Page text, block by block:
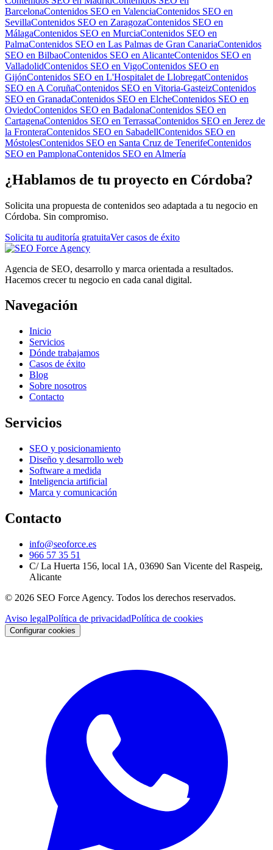
BarcelonaContenidos SEO en ValenciaContenidos SEO en
SevillaContenidos SEO en ZaragozaContenidos SEO en
MálagaContenidos SEO en MurciaContenidos SEO en
PalmaContenidos SEO en Las Palmas de Gran CanariaContenidos
SEO en BilbaoContenidos SEO en AlicanteContenidos SEO en
ValladolidContenidos SEO en VigoContenidos SEO en
GijónContenidos SEO en L'Hospitalet de LlobregatContenidos
SEO en A CoruñaContenidos SEO en Vitoria-GasteizContenidos
SEO en GranadaContenidos SEO en ElcheContenidos SEO en
OviedoContenidos SEO en BadalonaContenidos SEO en
CartagenaContenidos SEO en TerrassaContenidos SEO en Jerez de
la FronteraContenidos SEO en SabadellContenidos SEO en
MóstolesContenidos SEO en Santa Cruz de TenerifeContenidos
SEO en PamplonaContenidos SEO en Almería
¿Hablamos de tu proyecto en Córdoba?
Solicita una propuesta de contenidos seo adaptada a tu negocio en
Córdoba. Sin compromiso.
Solicita tu auditoría gratuitaVer casos de éxito
Agencia de SEO, desarrollo y marca orientada a resultados.
Hacemos crecer tu negocio en cada canal digital.
Navegación
Inicio
Servicios
Dónde trabajamos
Casos de éxito
Blog
Sobre nosotros
Contacto
Servicios
SEO y posicionamiento
Diseño y desarrollo web
Software a medida
Inteligencia artificial
Marca y comunicación
Contacto
info@seoforce.es
966 57 35 51
C/ La Huerta 156, local 1A, 03690 San Vicente del Raspeig,
Alicante
© 2026 SEO Force Agency. Todos los derechos reservados.
Aviso legalPolítica de privacidadPolítica de cookies
Configurar cookies